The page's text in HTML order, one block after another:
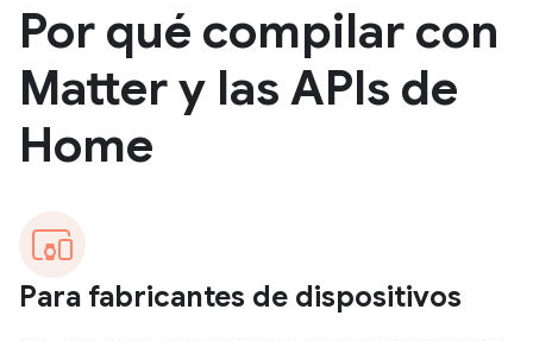
Por qué compilar con
Matter y las APIs de
Home
Para fabricantes de dispositivos